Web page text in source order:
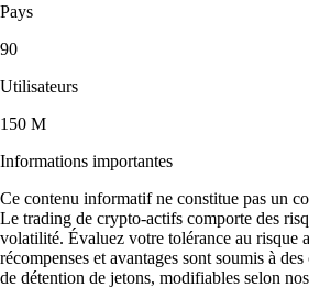
Pays
90
Utilisateurs
150 M
Informations importantes
Ce contenu informatif ne constitue pas un
Le trading de crypto-actifs comporte des
volatilité. Évaluez votre tolérance au risque
récompenses et avantages sont soumis à
de détention de jetons, modifiables selon